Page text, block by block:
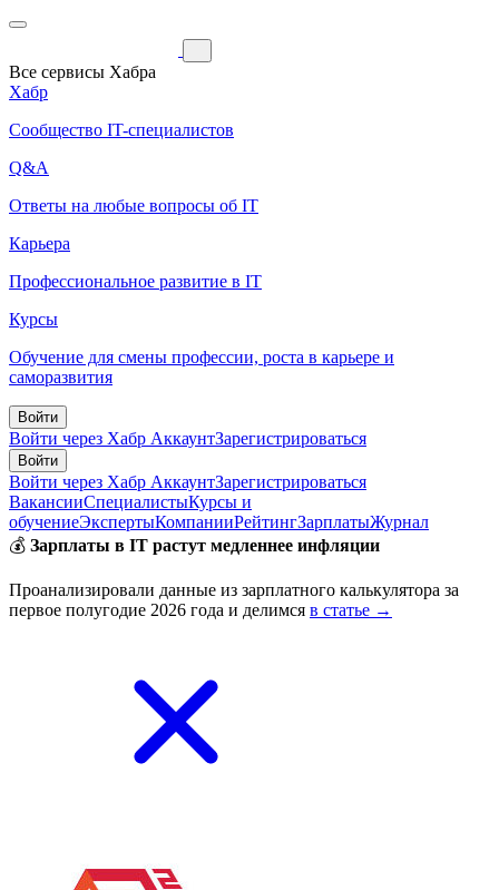
Все сервисы Хабра
Хабр
Сообщество IT-специалистов
Q&A
Ответы на любые вопросы об IT
Карьера
Профессиональное развитие в IT
Курсы
Обучение для смены профессии, роста в карьере и
саморазвития
Войти
Войти через Хабр АккаунтЗарегистрироваться
Войти
Войти через Хабр АккаунтЗарегистрироваться
ВакансииСпециалистыКурсы и
обучениеЭкспертыКомпанииРейтингЗарплатыЖурнал
💰 Зарплаты в IT растут медленнее инфляции
Проанализировали данные из зарплатного калькулятора за
первое полугодие 2026 года и делимся в статье →